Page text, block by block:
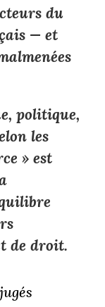
du
— et
politique,
les
» est
de droit.